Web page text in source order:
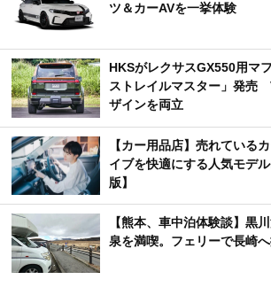
ツ＆カーAVを一挙体験
HKSがレクサスGX550用マ
ストレイルマスター」発売
ザインを両立
【カー用品店】売れている
イブを快適にする人気モデ
版】
【熊本、車中泊体験談】黒
泉を満喫。フェリーで長崎